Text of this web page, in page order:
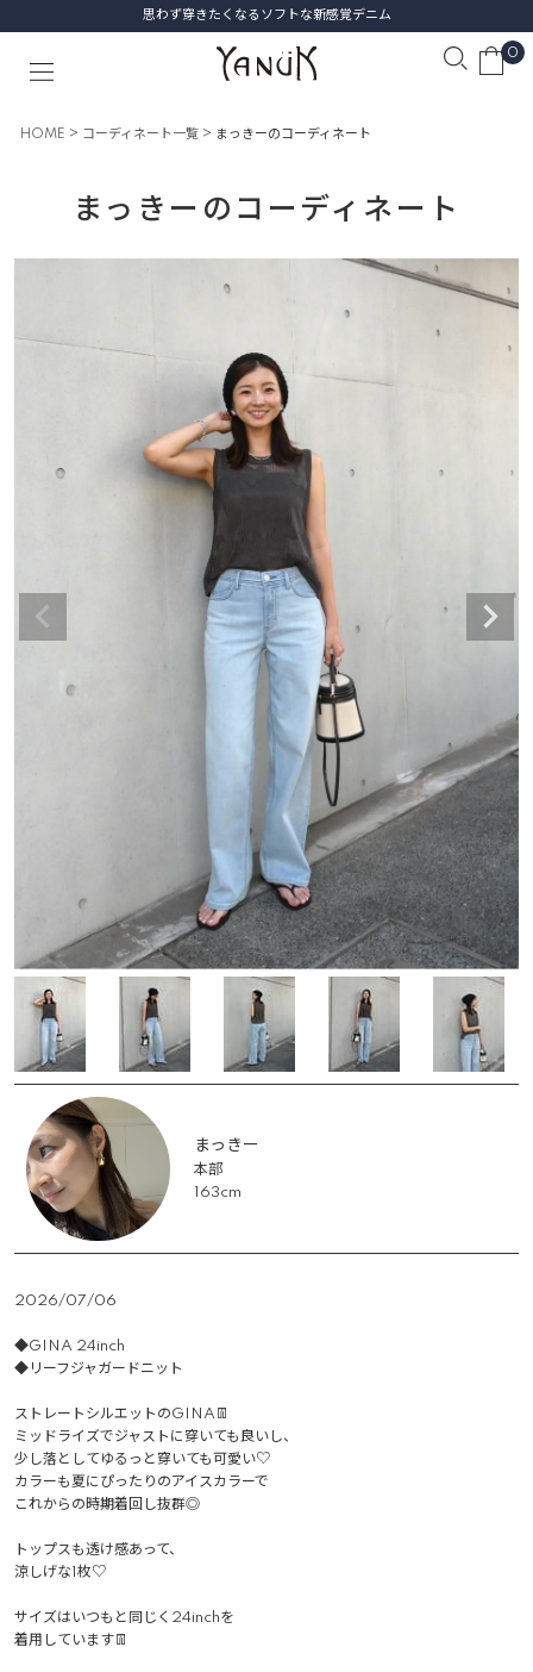
思わず穿きたくなるソフトな新感覚デニム
0
HOME コーディネート一覧 まっきーのコーディネート
まっきーのコーディネート
まっきー
本部
163cm
2026/07/06
◆GINA 24inch
◆リーフジャガードニット
ストレートシルエットのGINA👖
ミッドライズでジャストに穿いても良いし、
少し落としてゆるっと穿いても可愛い♡
カラーも夏にぴったりのアイスカラーで
これからの時期着回し抜群◎
トップスも透け感あって、
涼しげな1枚♡
サイズはいつもと同じく24inchを
着用しています👖